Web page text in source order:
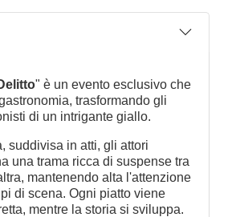
" è un evento esclusivo che
trasformando gli
di un intrigante giallo.
suddivisa in atti, gli attori
una trama ricca di suspense tra
mantenendo alta l'attenzione
di scena. Ogni piatto viene
mentre la storia si sviluppa.